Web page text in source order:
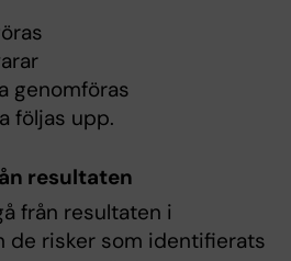
genomföras
följas upp.
resultaten
från resultaten i
de risker som identifierats